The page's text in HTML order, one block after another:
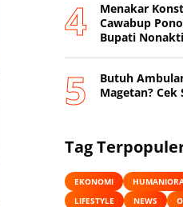
Menakar
Cawabup
Bupati
Butuh
Magetan?
Tag
EKONOMI
LIFESTYLE
NEWS